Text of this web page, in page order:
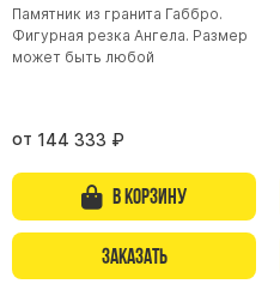
Памятник из гранита Габбро.
Фигурная резка Ангела. Размер
может быть любой
от 144 333 ₽
В корзину
Заказать